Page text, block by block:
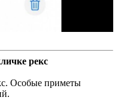
рекс
Особые приметы